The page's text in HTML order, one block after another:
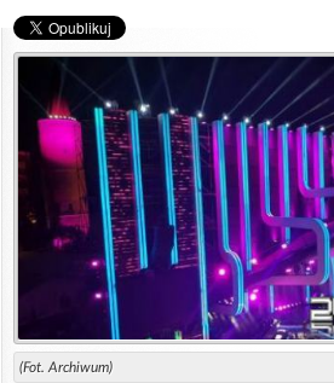
(Fot. Archiwum)